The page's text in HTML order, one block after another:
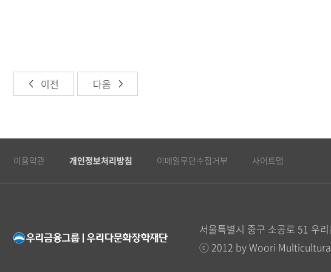
이전 다음
이용약관 개인정보처리방침 이메일무단수집거부 사이트맵
서울특별시 중구 소공로 51 우
ⓒ 2012 by Woori
Youtube InstagramFaceBookBlog